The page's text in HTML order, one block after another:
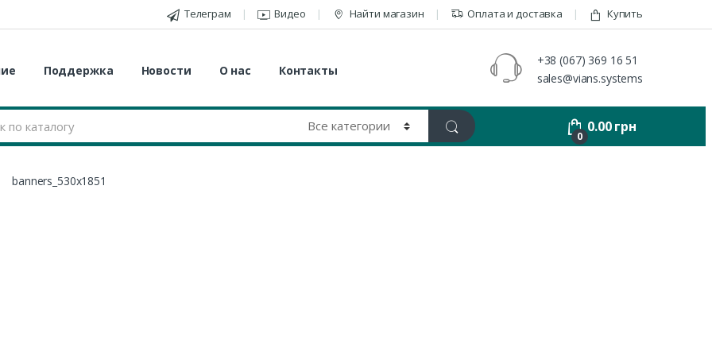
Телеграм Видео Найти магазин Оплата и доставка Купить
Поддержка Новости О нас Контакты
+38 (067) 369 16 51
sales@vians.systems
0
0.00грн
banners_530х1851